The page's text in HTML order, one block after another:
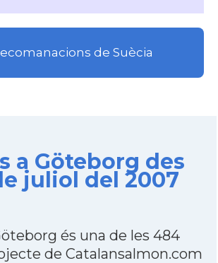
de Suècia
a Göteborg des
juliol del 2007
és una de les 484
de Catalansalmon.com